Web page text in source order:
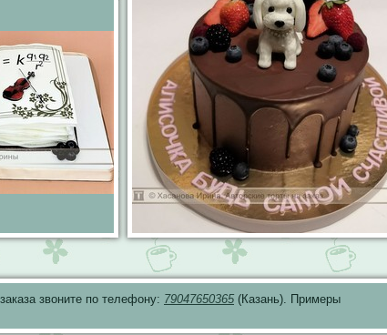
звоните по телефону: 79047650365 (Казань). Примеры